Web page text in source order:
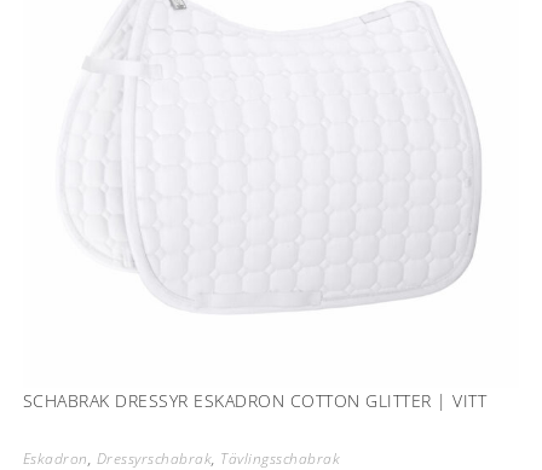
SCHABRAK DRESSYR ESKADRON COTTON GLITTER | VITT
Eskadron, Dressyrschabrak, Tävlingsschabrak